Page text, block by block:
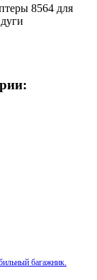
8564 для
багажник.